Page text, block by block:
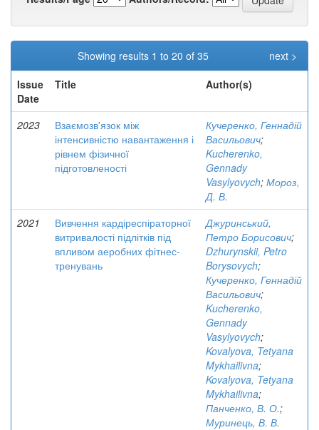
Showing results 1 to 20 of 35
next >
Issue
Date
Title Author(s)
2023
Взаємозв'язок між
інтенсивністю навантаження і
рівнем фізичної
підготовленості
Кучеренко, Геннадій
Васильович;
Kucherenko,
Gennady
Vasylyovych; Мороз,
Д. В.
2021
Вивчення кардіреспіраторної
витривалості підлітків під
впливом аеробних фітнес-
тренувань
Джуринський,
Петро Борисович;
Dzhurynskii, Petro
Borysovych;
Кучеренко, Геннадій
Васильович;
Kucherenko,
Gennady
Vasylyovych;
Kovalyova, Tetyana
Mykhailivna;
Kovalyova, Tetyana
Mykhailivna;
Панченко, В. О.;
Муринець, В. В.